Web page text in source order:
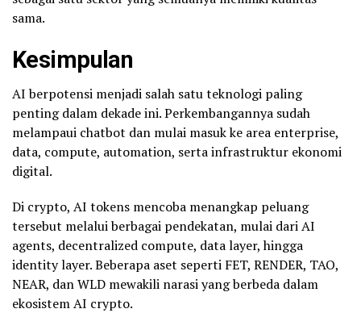
sama.
Kesimpulan
AI berpotensi menjadi salah satu teknologi paling
penting dalam dekade ini. Perkembangannya sudah
melampaui chatbot dan mulai masuk ke area enterprise,
data, compute, automation, serta infrastruktur ekonomi
digital.
Di crypto, AI tokens mencoba menangkap peluang
tersebut melalui berbagai pendekatan, mulai dari AI
agents, decentralized compute, data layer, hingga
identity layer. Beberapa aset seperti FET, RENDER, TAO,
NEAR, dan WLD mewakili narasi yang berbeda dalam
ekosistem AI crypto.